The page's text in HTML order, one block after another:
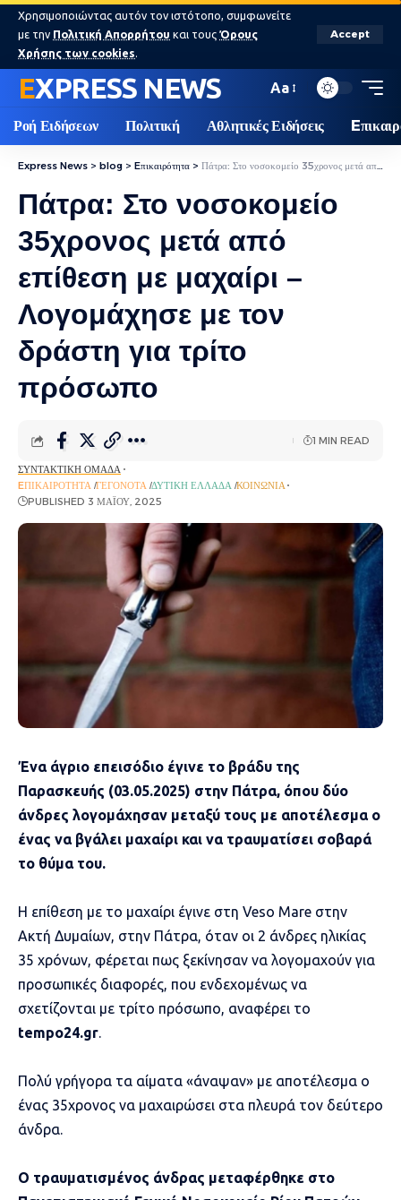
Χρησιμοποιώντας αυτόν τον ιστότοπο, συμφωνείτε
με την Πολιτική Απορρήτου και τους Όρους
Χρήσης των cookies.
Accept
EXPRESS NEWS Aa
Ροή Ειδήσεων Πολιτική Αθλητικές Ειδήσεις
Express News > blog > Eπικαιρότητα > Πάτρα: Στο νοσοκομείο 35χρονος μετά από επίθεση με μαχαίρι – Λογομάχησε με τον δράστη για τρίτο πρόσωπο
Πάτρα: Στο νοσοκομείο
35χρονος μετά από
επίθεση με μαχαίρι –
Λογομάχησε με τον
δράστη για τρίτο
πρόσωπο
ΣΥΝΤΑΚΤΙΚΉ ΟΜΆΔΑ
EΠΙΚΑΙΡΌΤΗΤΑ ΓΕΓΟΝΌΤΑ ΔΥΤΙΚΉ ΕΛΛΆΔΑ ΚΟΙΝΩΝΊΑ
PUBLISHED 3 ΜΑΪ́ΟΥ, 2025
1 MIN READ
Ένα άγριο επεισόδιο έγινε το βράδυ της
Παρασκευής (03.05.2025) στην Πάτρα, όπου δύο
άνδρες λογομάχησαν μεταξύ τους με αποτέλεσμα ο
ένας να βγάλει μαχαίρι και να τραυματίσει σοβαρά
το θύμα του.
Η επίθεση με το μαχαίρι έγινε στη Veso Mare στην
Ακτή Δυμαίων, στην Πάτρα, όταν οι 2 άνδρες ηλικίας
35 χρόνων, φέρεται πως ξεκίνησαν να λογομαχούν για
προσωπικές διαφορές, που ενδεχομένως να
σχετίζονται με τρίτο πρόσωπο, αναφέρει το
tempo24.gr.
Πολύ γρήγορα τα αίματα «άναψαν» με αποτέλεσμα ο
ένας 35χρονος να μαχαιρώσει στα πλευρά τον δεύτερο
άνδρα.
Ο τραυματισμένος άνδρας μεταφέρθηκε στο